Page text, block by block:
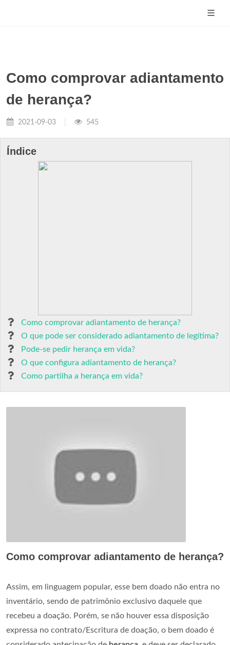
Como comprovar adiantamento
de herança?
2021-09-03 545
Índice
Como comprovar adiantamento de herança?
O que pode ser considerado adiantamento de legítima?
Pode-se pedir herança em vida?
O que configura adiantamento de herança?
Como partilha a herança em vida?
Como comprovar adiantamento de herança?
Assim, em linguagem popular, esse bem doado não entra no
inventário, sendo de patrimônio exclusivo daquele que
recebeu a doação. Porém, se não houver essa disposição
expressa no contrato/Escritura de doação, o bem doado é